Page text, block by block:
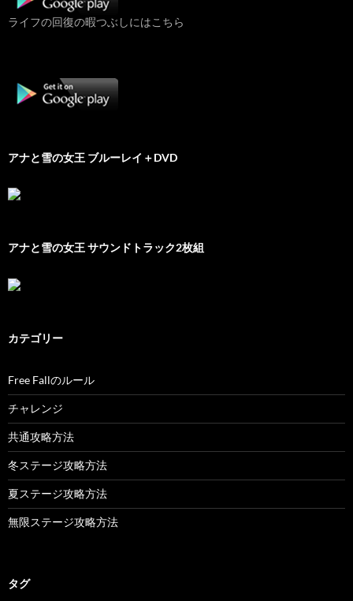
ライフの回復の暇つぶしにはこちら
アナと雪の女王 ブルーレイ＋DVD
アナと雪の女王 サウンドトラック2枚組
カテゴリー
Free Fallのルール
チャレンジ
共通攻略方法
冬ステージ攻略方法
夏ステージ攻略方法
無限ステージ攻略方法
タグ